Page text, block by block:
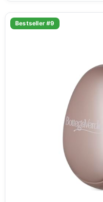
Bestseller #9